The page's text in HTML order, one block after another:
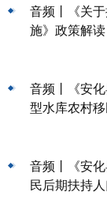
音频丨《关
施》政策解读
音频丨《安
型水库农村
音频丨《安
民后期扶持